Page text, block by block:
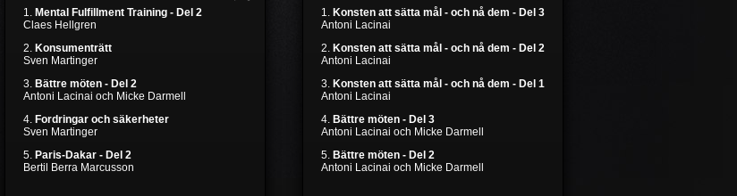
1. Mental Fulfillment Training - Del 2
Claes Hellgren
2. Konsumenträtt
Sven Martinger
3. Bättre möten - Del 2
Antoni Lacinai och Micke Darmell
4. Fordringar och säkerheter
Sven Martinger
5. Paris-Dakar - Del 2
Bertil Berra Marcusson
1. Konsten att sätta mål - och nå dem - Del 3
Antoni Lacinai
2. Konsten att sätta mål - och nå dem - Del 2
Antoni Lacinai
3. Konsten att sätta mål - och nå dem - Del 1
Antoni Lacinai
4. Bättre möten - Del 3
Antoni Lacinai och Micke Darmell
5. Bättre möten - Del 2
Antoni Lacinai och Micke Darmell